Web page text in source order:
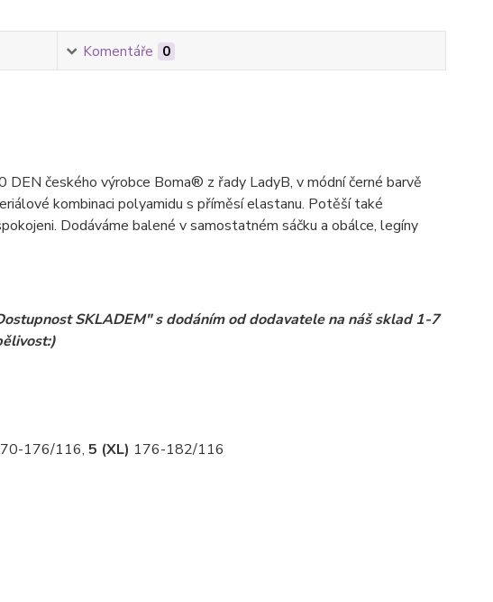
Komentáře 0
českého výrobce Boma® z řady LadyB, v módní černé barvě
kombinaci polyamidu s příměsí elastanu. Potěší také
Dodáváme balené v samostatném sáčku a obálce, legíny
SKLADEM" s dodáním od dodavatele na náš sklad 1-7
176/116, 5 (XL) 176-182/116